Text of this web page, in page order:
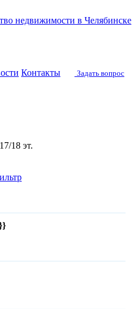
недвижимости в Челябинске
Контакты
Задать вопрос
18 эт.